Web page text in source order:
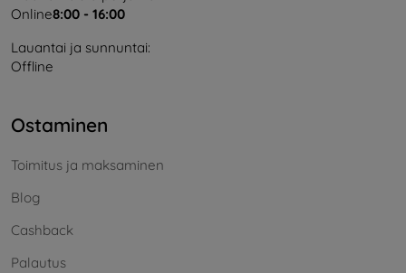
Online8:00 - 16:00
Lauantai ja sunnuntai:
Offline
Ostaminen
Toimitus ja maksaminen
Blog
Cashback
Palautus